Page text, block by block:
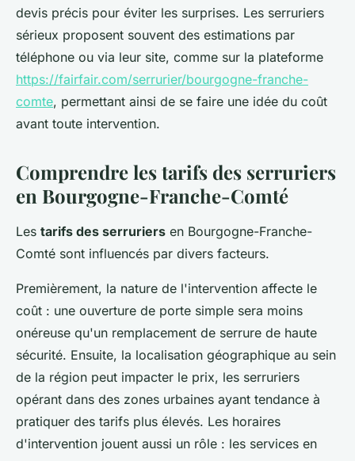
devis précis pour éviter les surprises. Les serruriers
sérieux proposent souvent des estimations par
téléphone ou via leur site, comme sur la plateforme
https://fairfair.com/serrurier/bourgogne-franche-
comte, permettant ainsi de se faire une idée du coût
avant toute intervention.
Comprendre les tarifs des serruriers
en Bourgogne-Franche-Comté
Les tarifs des serruriers en Bourgogne-Franche-
Comté sont influencés par divers facteurs.
Premièrement, la nature de l'intervention affecte le
coût : une ouverture de porte simple sera moins
onéreuse qu'un remplacement de serrure de haute
sécurité. Ensuite, la localisation géographique au sein
de la région peut impacter le prix, les serruriers
opérant dans des zones urbaines ayant tendance à
pratiquer des tarifs plus élevés. Les horaires
d'intervention jouent aussi un rôle : les services en